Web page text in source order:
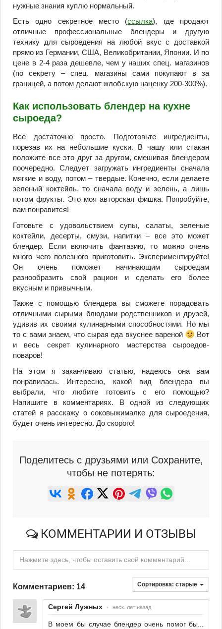
нужные знания куплю нормальный.
Есть одно секретное место (ссылка), где продают
отличные профессиональные блендеры и другую
технику для сыроедения на любой вкус с доставкой
прямо из Германии, США, Великобритании, Японии. И по
цене в 2-4 раза дешевле, чем у наших спец. магазинов
(по секрету – спец. магазины сами покупают в за
границей, а потом делают жлобскую наценку 200-300%).
Как использовать блендер на кухне
сыроеда?
Все достаточно просто. Подготовьте ингредиенты,
порезав их на небольшие куски. В чашу или стакан
положите все это друг за другом, смешивая блендером
поочередно. Следует загружать ингредиенты сначала
мягкие и воду, потом – твердые. Конечно, если делаете
зеленый коктейль, то сначала воду и зелень, а лишь
потом фрукты. Это моя авторская фишка. Попробуйте,
вам понравится!
Готовьте с удовольствием супы, салаты, зеленые
коктейли, десерты, смузи, напитки – все это может
блендер. Если включить фантазию, то можно очень
много чего полезного приготовить. Экспериментируйте!
Он очень поможет начинающим сыроедам
разнообразить свой рацион и сделать его более
вкусным и привычным.
Также с помощью блендера вы сможете порадовать
отличными сырыми блюдами родственников и друзей,
удивив их своими кулинарными способностями. Но мы
то с вами знаем, что сырая еда вкуснее вареной
Вот
и весь секрет кулинарного мастерства сыроедов-
поваров!
На этом я заканчиваю статью, надеюсь она вам
понравилась. Интересно, какой вид блендера вы
выбрали, что любите готовить с его помощью?
Напишите в комментариях. В одной из следующих
статей я расскажу о соковыжималке для сыроедения,
будет очень интересно. До скорого!
Поделитесь с друзьями или Сохраните,
чтобы не потерять:
КОММЕНТАРИИ И ОТЗЫВЫ
Нажмите здесь, чтобы оставить свой комментарий...
Комментариев: 14 Сортировка: старые
Сергей Лужных • неск. лет назад
В моем бы случае блендер очень помог бы...